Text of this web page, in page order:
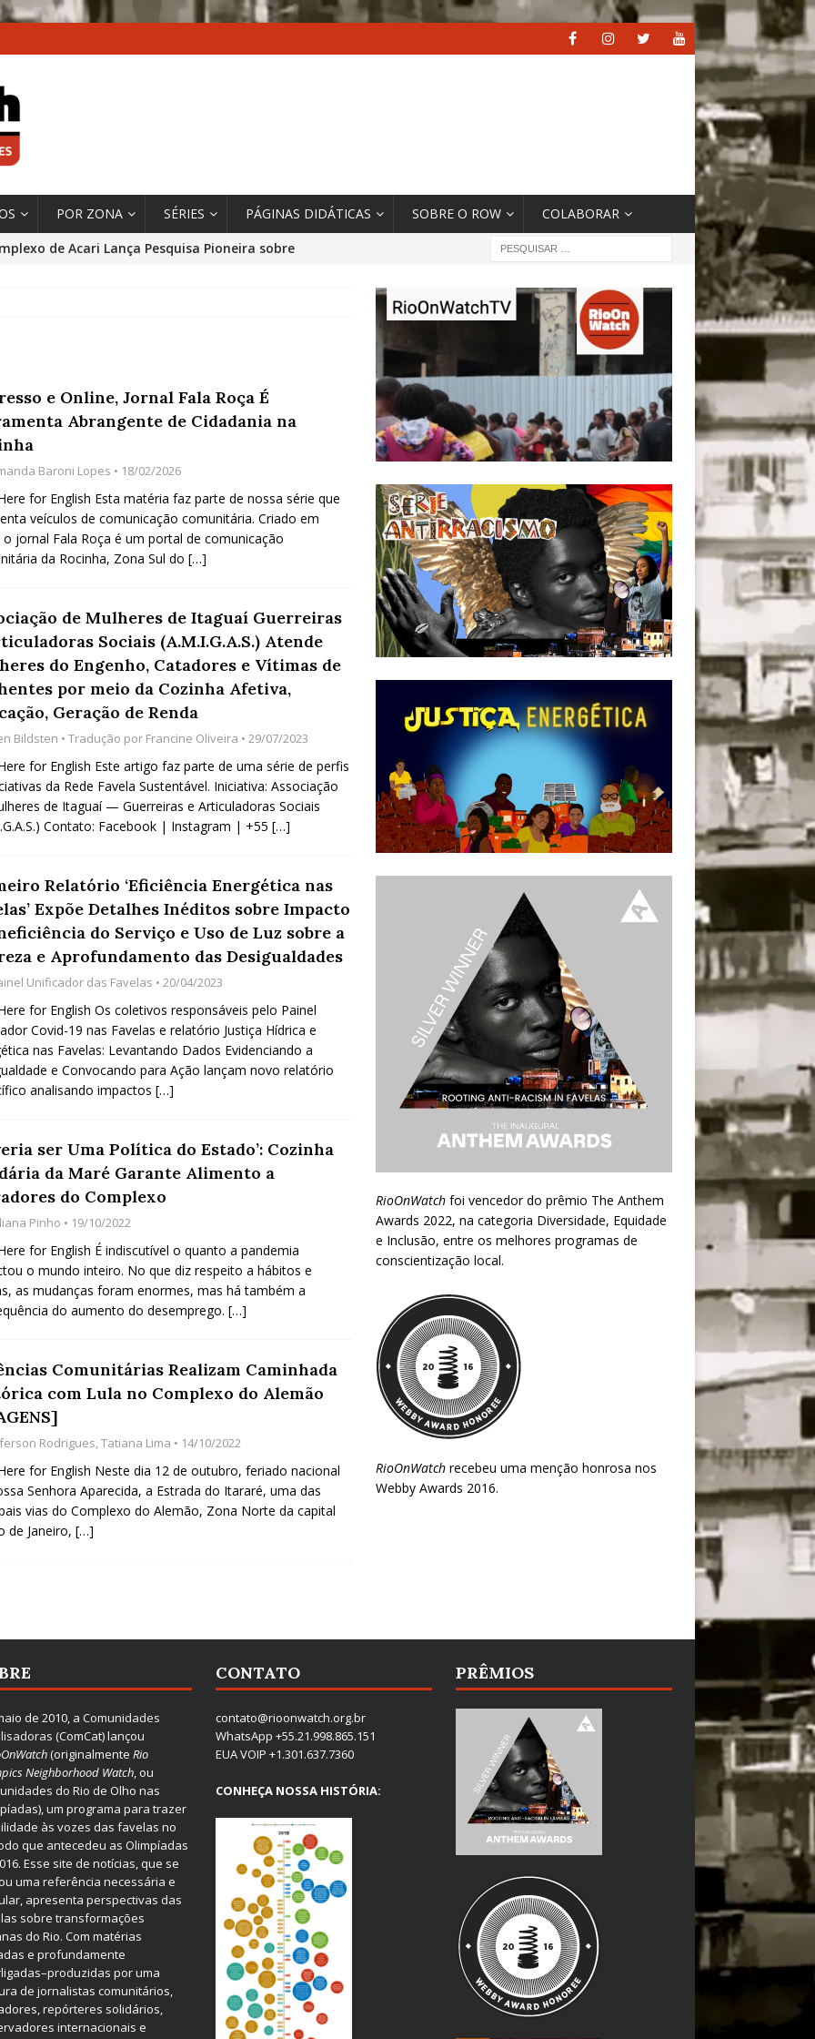
POR ZONA SÉRIES PÁGINAS DIDÁTICAS SOBRE O ROW COLABORAR
de Acari Lança Pesquisa Pioneira sobre
Fogo que Impulsionam a Mudança de que
Cidades
*DESTAQUE
Começou com uma Praça em Ramos [OPINIÃO]
Agroecológico com os Povos das Águas Reúne
e Inauguração da Feira da Praia do Remanso
COBERTURA DE EVENTOS
Nova Via Mobilidade 10 Anos Após Rio2016
e Online, Jornal Fala Roça É
Abrangente de Cidadania na
Baroni Lopes • 18/02/2026
for English Esta matéria faz parte de nossa série que
veículos de comunicação comunitária. Criado em
o jornal Fala Roça é um portal de comunicação
da Rocinha, Zona Sul do […]
de Mulheres de Itaguaí Guerreiras
Sociais (A.M.I.G.A.S.) Atende
do Engenho, Catadores e Vítimas de
por meio da Cozinha Afetiva,
Geração de Renda
Bildsten • Tradução por Francine Oliveira • 29/07/2023
for English Este artigo faz parte de uma série de perfis
da Rede Favela Sustentável. Iniciativa: Associação
de Itaguaí — Guerreiras e Articuladoras Sociais
Contato: Facebook | Instagram | +55 […]
Relatório ‘Eficiência Energética nas
Expõe Detalhes Inéditos sobre Impacto
do Serviço e Uso de Luz sobre a
e Aprofundamento das Desigualdades
Unificador das Favelas • 20/04/2023
for English Os coletivos responsáveis pelo Painel
Covid-19 nas Favelas e relatório Justiça Hídrica e
nas Favelas: Levantando Dados Evidenciando a
e Convocando para Ação lançam novo relatório
analisando impactos […]
ser Uma Política do Estado’: Cozinha
da Maré Garante Alimento a
do Complexo
Pinho • 19/10/2022
for English É indiscutível o quanto a pandemia
o mundo inteiro. No que diz respeito a hábitos e
as mudanças foram enormes, mas há também a
do aumento do desemprego. […]
Comunitárias Realizam Caminhada
com Lula no Complexo do Alemão
Rodrigues,Tatiana Lima • 14/10/2022
for English Neste dia 12 de outubro, feriado nacional
Senhora Aparecida, a Estrada do Itararé, uma das
vias do Complexo do Alemão, Zona Norte da capital
de Janeiro, […]
RioOnWatchfoi vencedor do prêmio The Anthem
Awards 2022, na categoria Diversidade, Equidade
e Inclusão, entre os melhores programas de
conscientização local.
RioOnWatchrecebeu uma menção honrosa nos
Webby Awards 2016.
de 2010, a Comunidades
(ComCat) lançou
(originalmente Rio
Neighborhood Watch, ou
do Rio de Olho nas
um programa para trazer
às vozes das favelas no
que antecedeu as Olimpíadas
Esse site de notícias, que se
uma referência necessária e
apresenta perspectivas das
sobre transformações
do Rio. Com matérias
e profundamente
por uma
de jornalistas comunitários,
repórteres solidários,
internacionais e
CONTATO
contato@rioonwatch.org.br
WhatsApp +55.21.998.865.151
EUA VOIP +1.301.637.7360
CONHEÇA NOSSA HISTÓRIA:
PRÊMIOS